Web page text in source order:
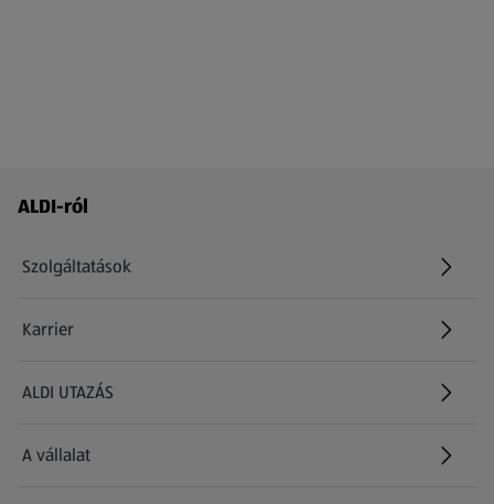
Láblécmenü - további linkek
ALDI-ról
Szolgáltatások
Karrier
(új oldalon nyílik meg)
ALDI UTAZÁS
(új oldalon nyílik meg)
A vállalat